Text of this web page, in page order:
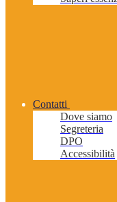
Contatti
Dove siamo
Segreteria
DPO
Accessibilità